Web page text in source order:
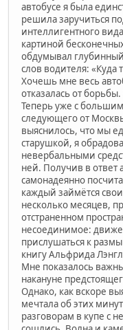
автобусе я была
решила заручиться
интеллигентного
картиной
обдумывал
слов водителя:
Хочешь мне весь
отказалась от
Теперь уже с
следующего от
выяснилось, что мы
старушкой, я
невербальными
ней. Получив в ответ
самонадеянно
каждый займётся
несколько месяцев,
отстраненном
несоединимое:
прислушаться к
книгу Альфрида
Мне показалось
накануне
Однако, как вскоре
мечтала об этих
разговорам в купе с